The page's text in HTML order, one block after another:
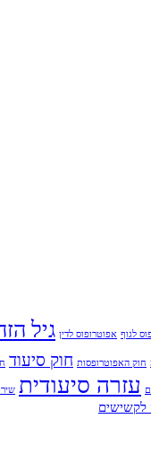
לגוף אפוטרופוס לדין גיל
חוק האפוטרופסות חוק סיעוד
עזרה סיעודית
לקשישים